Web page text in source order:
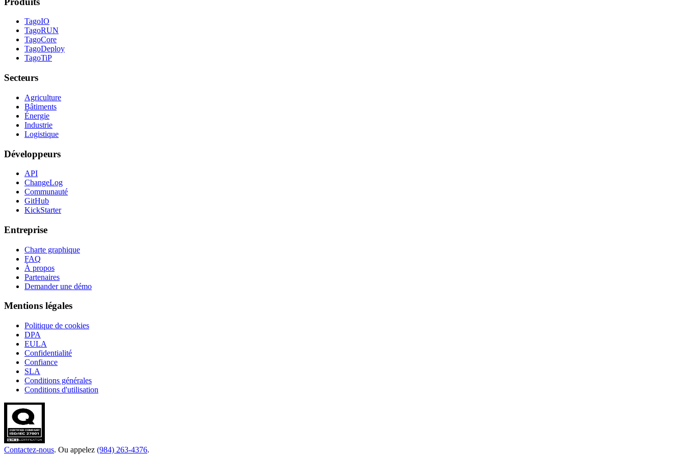
TagoIO
TagoRUN
TagoCore
TagoDeploy
TagoTiP
Secteurs
Agriculture
Bâtiments
Énergie
Industrie
Logistique
Développeurs
API
ChangeLog
Communauté
GitHub
KickStarter
Entreprise
Charte graphique
FAQ
À propos
Partenaires
Demander une démo
Mentions légales
Politique de cookies
DPA
EULA
Confidentialité
Confiance
SLA
Conditions générales
Conditions d'utilisation
Contactez-nous. Ou appelez (984) 263-4376.